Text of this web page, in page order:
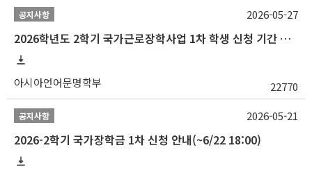
공지사항
2026학년도 2학기 국가근로장학사업 1차 학생 신청 기간 안내
아시아언어문명학부 22770
2026-05-27
공지사항
2026-2학기 국가장학금 1차 신청 안내(~6/22 18:00)
2026-05-21